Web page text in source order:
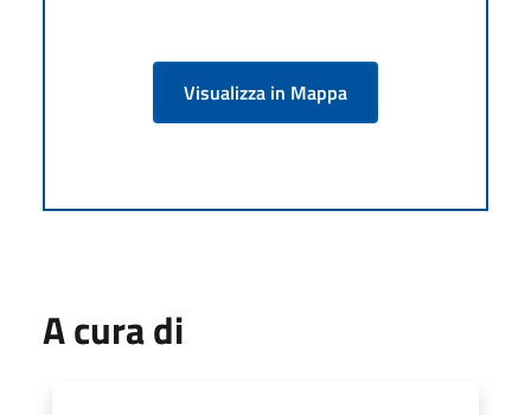
Visualizza in Mappa
A cura di